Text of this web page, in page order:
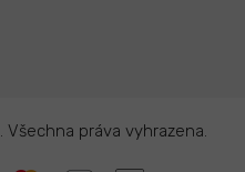
. Všechna práva vyhrazena.